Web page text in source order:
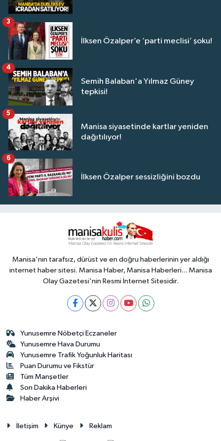
İlksen Özalper’e ‘parti meclisi’ şoku!
3
Semih Balaban'a Yılmaz Güney
tepkisi!
4
Manisa siyasetinde kartlar yeniden
dağıtılıyor!
5
İlksen Özalper sessizliğini bozdu
6
Manisa'nın tarafsız, dürüst ve en doğru haberlerinin yer aldığı
internet haber sitesi. Manisa Haber, Manisa Haberleri... Manisa
Olay Gazetesi'nin Resmi İnternet Sitesidir.
Yunusemre Nöbetçi Eczaneler
Yunusemre Hava Durumu
Yunusemre Trafik Yoğunluk Haritası
Puan Durumu ve Fikstür
Tüm Manşetler
Son Dakika Haberleri
Haber Arşivi
İletişim Künye Reklam